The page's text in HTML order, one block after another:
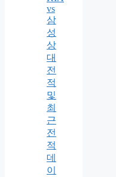
vs
삼
성
상
대
전
적
및
최
근
전
적
데
이